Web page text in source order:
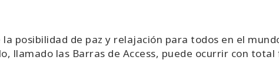
la posibilidad de paz y relajación para todos en el
llamado las Barras de Access, puede ocurrir con total